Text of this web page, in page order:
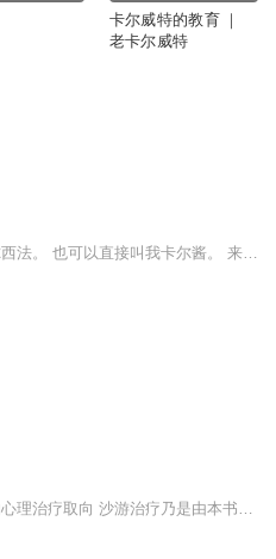
卡尔威特的教育 ｜
老卡尔威特